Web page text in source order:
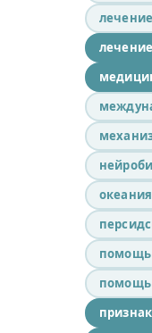
океания
помощь
помощь